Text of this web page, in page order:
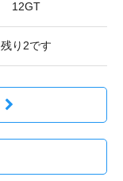
12GT
残り2です